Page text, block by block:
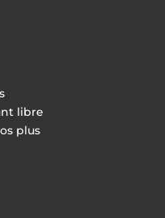
libre
plus